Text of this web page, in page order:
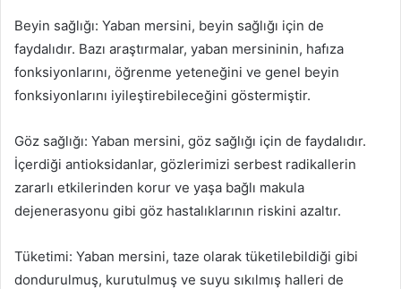
Beyin sağlığı: Yaban mersini, beyin sağlığı için de
faydalıdır. Bazı araştırmalar, yaban mersininin, hafıza
fonksiyonlarını, öğrenme yeteneğini ve genel beyin
fonksiyonlarını iyileştirebileceğini göstermiştir.
Göz sağlığı: Yaban mersini, göz sağlığı için de faydalıdır.
İçerdiği antioksidanlar, gözlerimizi serbest radikallerin
zararlı etkilerinden korur ve yaşa bağlı makula
dejenerasyonu gibi göz hastalıklarının riskini azaltır.
Tüketimi: Yaban mersini, taze olarak tüketilebildiği gibi
dondurulmuş, kurutulmuş ve suyu sıkılmış halleri de